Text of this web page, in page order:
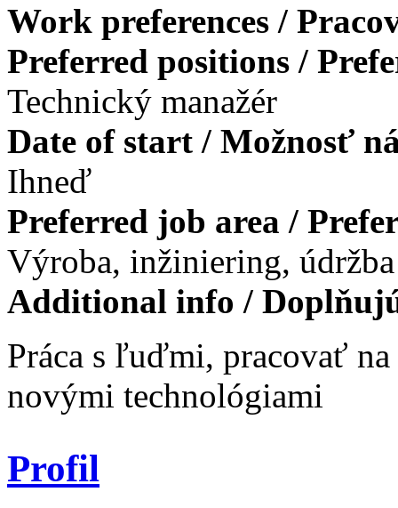
Work preferences /
Preferred positions /
Technický manažér
Date of start / Možnosť
Ihneď
Preferred job area /
Výroba, inžiniering, údržba
Additional info /
Práca s ľuďmi, pracovať
novými technológiami
Profil